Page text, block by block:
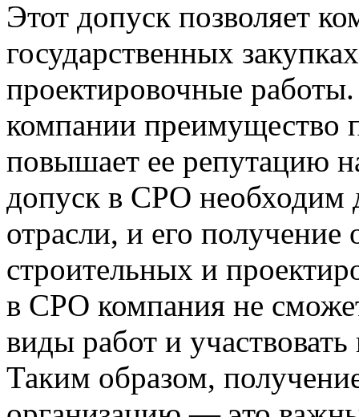
Этот допуск позволяет
государственных
проектировочные
компании преимущество
повышает ее репутацию
допуск в СРО необходим
отрасли, и его получение
строительных и
в СРО компания не
виды работ и
Таким образом,